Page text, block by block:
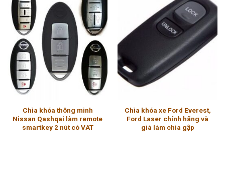
Add to
wishlist
Chìa khóa thông minh
Nissan Qashqai làm remote
smartkey 2 nút có VAT
Add to
wishlist
Chìa khóa xe Ford Everest,
Ford Laser chính hãng và
giá làm chìa gập